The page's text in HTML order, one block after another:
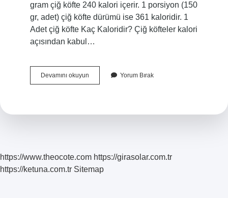
gram çiğ köfte 240 kalori içerir. 1 porsiyon (150
gr, adet) çiğ köfte dürümü ise 361 kaloridir. 1
Adet çiğ köfte Kaç Kaloridir? Çiğ köfteler kalori
açısından kabul…
Devamını okuyunBir
Tane
Yorum Bırak
https://www.theocote.com https://girasolar.com.tr
https://ketuna.com.tr Sitemap